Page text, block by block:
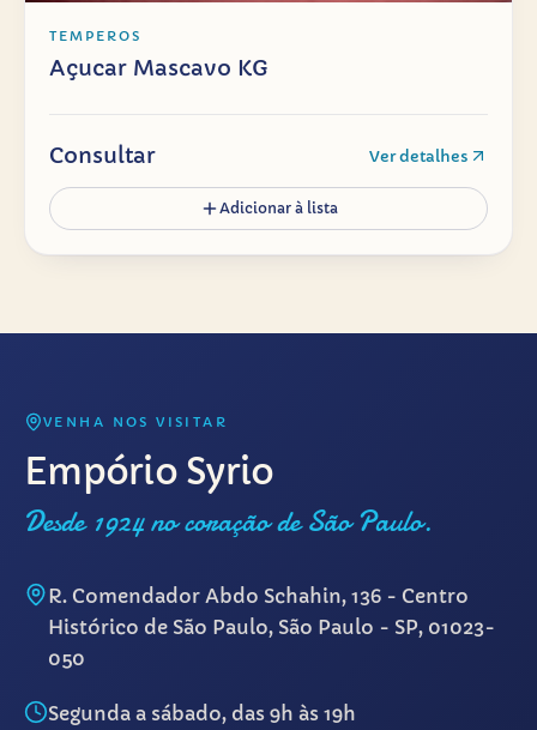
TEMPEROS
Açucar Mascavo KG
Consultar Ver detalhes
Adicionar à lista
VENHA NOS VISITAR
Empório Syrio
Desde 1924 no coração de São Paulo.
R. Comendador Abdo Schahin, 136 - Centro
Histórico de São Paulo, São Paulo - SP, 01023-
050
Segunda a sábado, das 9h às 19h